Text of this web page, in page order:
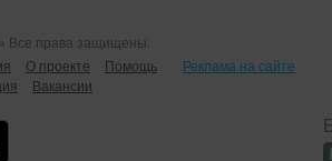
Все права защищены.
О проекте Помощь
Реклама на сайте
Вакансии